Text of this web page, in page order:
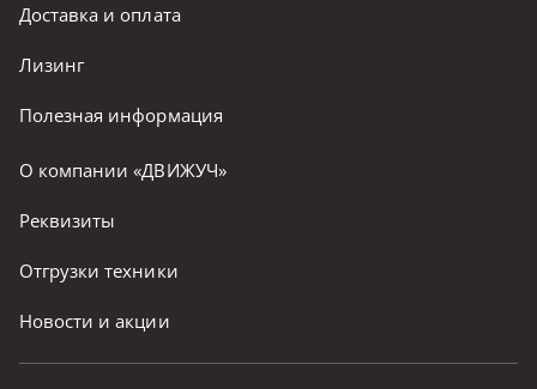
Доставка и оплата
Лизинг
Полезная информация
О компании «ДВИЖУЧ»
Реквизиты
Отгрузки техники
Новости и акции